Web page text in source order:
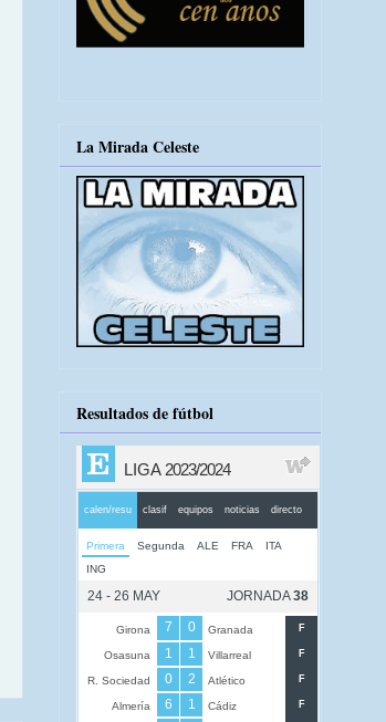
La Mirada Celeste
Resultados de fútbol